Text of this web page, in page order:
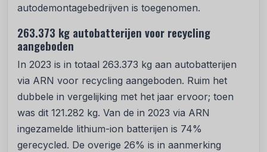
autodemontagebedrijven is toegenomen.
263.373 kg autobatterijen voor recycling
aangeboden
In 2023 is in totaal 263.373 kg aan autobatterijen
via ARN voor recycling aangeboden. Ruim het
dubbele in vergelijking met het jaar ervoor; toen
was dit 121.282 kg. Van de in 2023 via ARN
ingezamelde lithium-ion batterijen is 74%
gerecycled. De overige 26% is in aanmerking